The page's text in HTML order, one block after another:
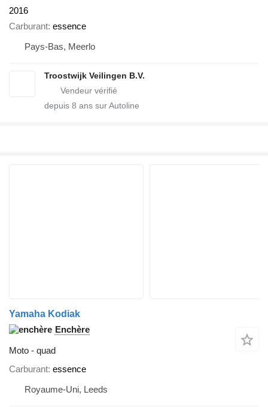
2016
Carburant essence
Pays-Bas, Meerlo
Troostwijk Veilingen B.V.
depuis 8 ans sur Autoline
Yamaha Kodiak
Enchère
Moto - quad
Carburant essence
Royaume-Uni, Leeds